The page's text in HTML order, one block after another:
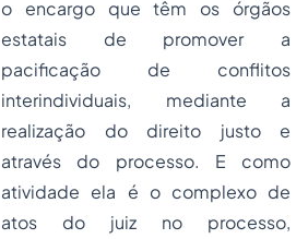
o encargo que têm os órgãos
estatais de promover a
pacificação de conflitos
interindividuais, mediante a
realização do direito justo e
através do processo. E como
atividade ela é o complexo de
atos do juiz no processo,